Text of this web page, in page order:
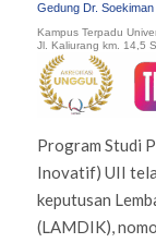
Gedung Dr.
Kampus Terpadu
Jl. Kaliurang km. 14,5
Program Studi
Inovatif) UII
keputusan
(LAMDIK),